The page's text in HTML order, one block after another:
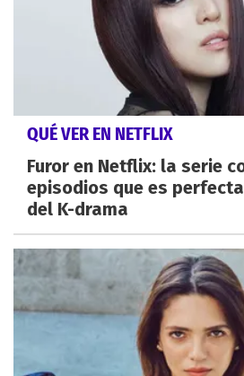
QUÉ VER EN NETFLIX
Furor en Netflix: la serie
episodios que es
del K-drama